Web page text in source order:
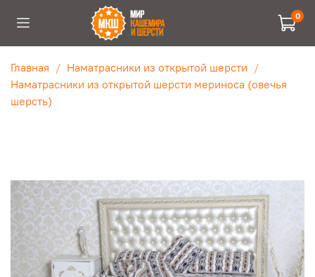
0
Главная
Наматрасники из открытой шерсти
Наматрасники из открытой шерсти мериноса (овечья
шерсть)